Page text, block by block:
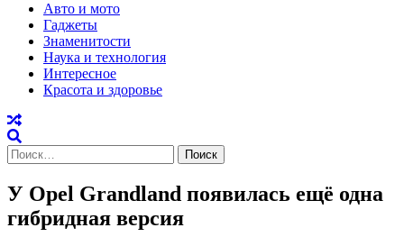
Авто и мото
Гаджеты
Знаменитости
Наука и технология
Интересное
Красота и здоровье
Найти:
У Opel Grandland появилась ещё одна
гибридная версия